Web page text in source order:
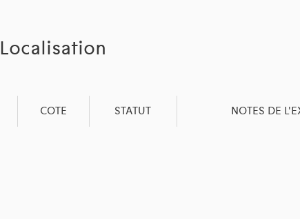
Localisation
COTE STATUT NOTES DE